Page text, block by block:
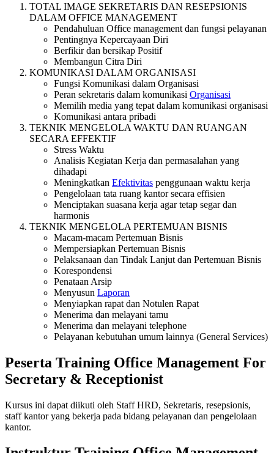
TOTAL IMAGE SEKRETARIS DAN RESEPSIONIS
DALAM OFFICE MANAGEMENT
Pendahuluan Office management dan fungsi pelayanan
Pentingnya Kepercayaan Diri
Berfikir dan bersikap Positif
Membangun Citra Diri
KOMUNIKASI DALAM ORGANISASI
Fungsi Komunikasi dalam Organisasi
Peran sekretaris dalam komunikasi Organisasi
Memilih media yang tepat dalam komunikasi organisasi
Komunikasi antara pribadi
TEKNIK MENGELOLA WAKTU DAN RUANGAN
SECARA EFFEKTIF
Stress Waktu
Analisis Kegiatan Kerja dan permasalahan yang
dihadapi
Meningkatkan Efektivitas penggunaan waktu kerja
Pengelolaan tata ruang kantor secara effisien
Menciptakan suasana kerja agar tetap segar dan
harmonis
TEKNIK MENGELOLA PERTEMUAN BISNIS
Macam-macam Pertemuan Bisnis
Mempersiapkan Pertemuan Bisnis
Pelaksanaan dan Tindak Lanjut dan Pertemuan Bisnis
Korespondensi
Penataan Arsip
Menyusun Laporan
Menyiapkan rapat dan Notulen Rapat
Menerima dan melayani tamu
Menerima dan melayani telephone
Pelayanan kebutuhan umum lainnya (General Services)
Peserta Training Office Management For
Secretary & Receptionist
Kursus ini dapat diikuti oleh Staff HRD, Sekretaris, resepsionis,
staff kantor yang bekerja pada bidang pelayanan dan pengelolaan
kantor.